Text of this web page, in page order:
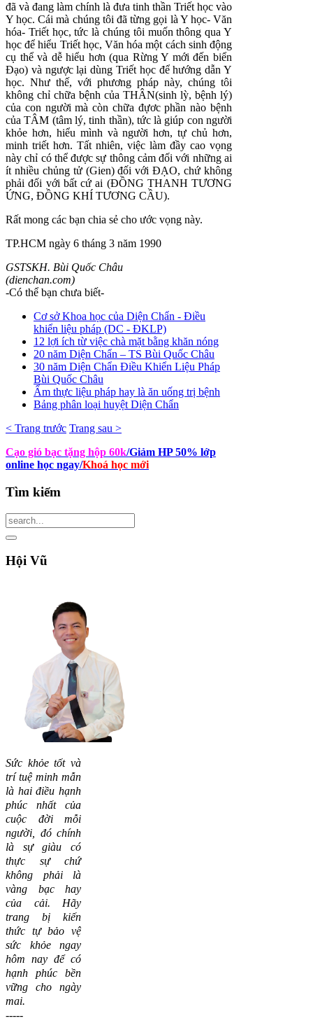
đã và đang làm chính là đưa tinh thần Triết học vào
Y học. Cái mà chúng tôi đã từng gọi là Y học- Văn
hóa- Triết học, tức là chúng tôi muốn thông qua Y
học để hiểu Triết học, Văn hóa một cách sinh động
cụ thể và dễ hiểu hơn (qua Rừng Y mới đến biển
Đạo) và ngược lại dùng Triết học để hướng dẫn Y
học. Như thế, với phương pháp này, chúng tôi
không chỉ chữa bệnh của THÂN(sinh lỳ, bệnh lý)
của con người mà còn chữa đựơc phần nào bệnh
của TÂM (tâm lý, tinh thần), tức là giúp con người
khỏe hơn, hiểu mình và người hơn, tự chủ hơn,
minh triết hơn. Tất nhiên, việc làm đầy cao vọng
này chỉ có thể được sự thông cảm đối với những ai
ít nhiều chủng tử (Gien) đối với ĐẠO, chứ không
phải đối với bất cứ ai (ĐỒNG THANH TƯƠNG
ỨNG, ĐỒNG KHÍ TƯƠNG CẦU).
Rất mong các bạn chia sẻ cho ước vọng này.
TP.HCM ngày 6 tháng 3 năm 1990
GSTSKH. Bùi Quốc Châu
(dienchan.com)
-Có thể bạn chưa biết-
Cơ sở Khoa học của Diện Chẩn - Điều
khiển liệu pháp (DC - ĐKLP)
12 lợi ích từ việc chà mặt bằng khăn nóng
20 năm Diện Chẩn – TS Bùi Quốc Châu
30 năm Diện Chẩn Điều Khiển Liệu Pháp
Bùi Quốc Châu
Ẩm thực liệu pháp hay là ăn uống trị bệnh
Bảng phân loại huyệt Diện Chẩn
< Trang trước Trang sau >
Cạo gió bạc tặng hộp 60k/Giảm HP 50% lớp
online học ngay/Khoá học mới
Tìm kiếm
Hội Vũ
Sức khỏe tốt và
trí tuệ minh mẫn
là hai điều hạnh
phúc nhất của
cuộc đời mỗi
người, đó chính
là sự giàu có
thực sự chứ
không phải là
vàng bạc hay
của cải. Hãy
trang bị kiến
thức tự bảo vệ
sức khỏe ngay
hôm nay để có
hạnh phúc bền
vững cho ngày
mai.
-----